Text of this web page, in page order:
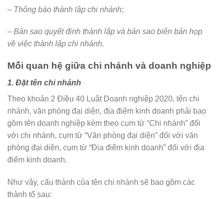
– Thông báo thành lập chi nhánh;
– Bản sao quyết định thành lập và bản sao biên bản họp
về việc thành lập chi nhánh.
Mối quan hệ giữa chi nhánh và doanh nghiệp
1. Đặt tên chi nhánh
Theo khoản 2 Điều 40 Luật Doanh nghiệp 2020, tên chi
nhánh, văn phòng đại diện, địa điểm kinh doanh phải bao
gồm tên doanh nghiệp kèm theo cụm từ “Chi nhánh” đối
với chi nhánh, cụm từ “Văn phòng đại diện” đối với văn
phòng đại diện, cụm từ “Địa điểm kinh doanh” đối với địa
điểm kinh doanh.
Như vậy, cấu thành của tên chi nhánh sẽ bao gồm các
thành tố sau: